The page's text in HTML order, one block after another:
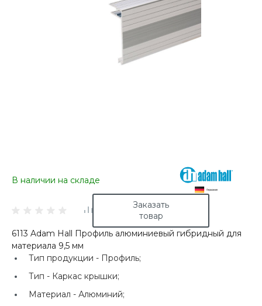
В наличии на складе
Заказать
товар
6113 Adam Hall Профиль алюминиевый гибридный для
материала 9,5 мм
Тип продукции - Профиль;
Тип - Каркас крышки;
Материал - Алюминий;